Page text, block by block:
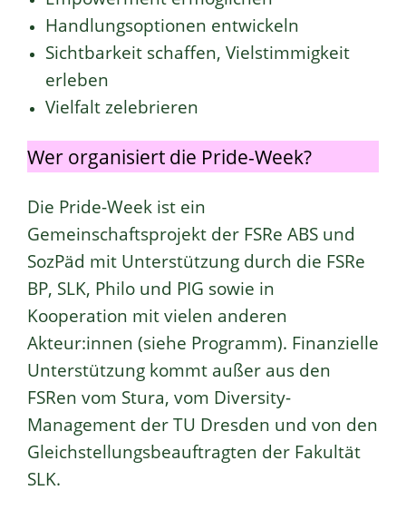
Handlungsoptionen entwickeln
Sichtbarkeit schaffen, Vielstimmigkeit
erleben
Vielfalt zelebrieren
Wer organisiert die Pride-Week?
Die Pride-Week ist ein
Gemeinschaftsprojekt der FSRe ABS und
SozPäd mit Unterstützung durch die FSRe
BP, SLK, Philo und PIG sowie in
Kooperation mit vielen anderen
Akteur:innen (siehe Programm). Finanzielle
Unterstützung kommt außer aus den
FSRen vom Stura, vom Diversity-
Management der TU Dresden und von den
Gleichstellungsbeauftragten der Fakultät
SLK.